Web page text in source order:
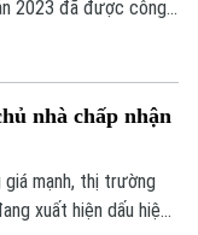
2023 đã được công
sung vào điều
nhất 1 mã định danh.
nhà chấp nhận
mạnh, thị trường
xuất hiện dấu hiệu